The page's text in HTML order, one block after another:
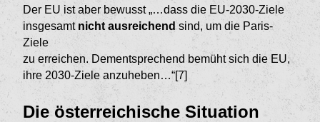
Der EU ist aber bewusst „…dass die EU-2030-Ziele
insgesamt nicht ausreichend sind, um die Paris-
Ziele
zu erreichen. Dementsprechend bemüht sich die EU,
ihre 2030-Ziele anzuheben…“[7]
Die österreichische Situation